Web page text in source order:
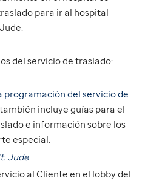
para ir al hospital
del servicio de traslado:
programación del servicio de
también incluye guías para el
e información sobre los
especial.
Jude
al Cliente en el lobby del